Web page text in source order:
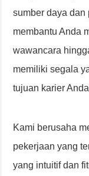
sumber daya dan
membantu Anda
wawancara
memiliki segala
tujuan karier
Kami berusaha
pekerjaan yang
yang intuitif dan